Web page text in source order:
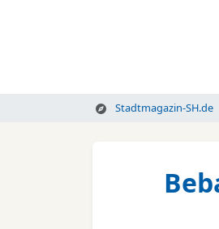
Stadtmagazin-SH.de